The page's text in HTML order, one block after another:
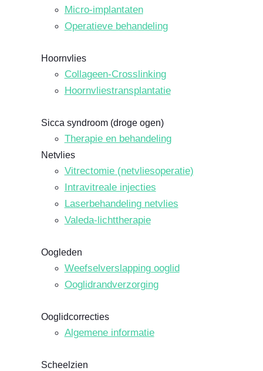
Micro-implantaten
Operatieve behandeling
Hoornvlies
Collageen-Crosslinking
Hoornvliestransplantatie
Sicca syndroom (droge ogen)
Therapie en behandeling
Netvlies
Vitrectomie (netvliesoperatie)
Intravitreale injecties
Laserbehandeling netvlies
Valeda-lichttherapie
Oogleden
Weefselverslapping ooglid
Ooglidrandverzorging
Ooglidcorrecties
Algemene informatie
Scheelzien